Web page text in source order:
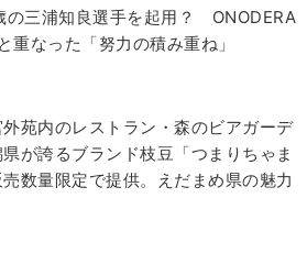
の三浦知良選手を起用？ ONODERA
重なった「努力の積み重ね」
苑内のレストラン・森のビアガーデ
が誇るブランド枝豆「つまりちゃま
数量限定で提供。えだまめ県の魅力